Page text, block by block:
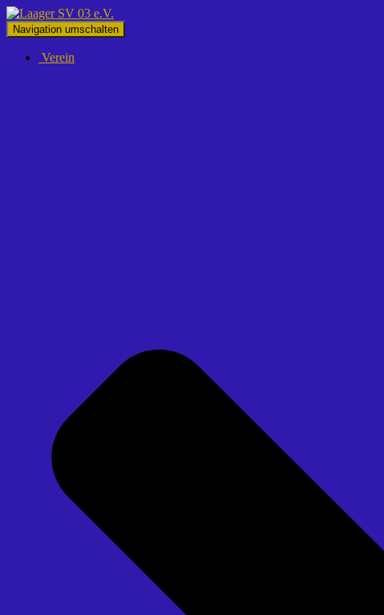
Navigation umschalten
Verein